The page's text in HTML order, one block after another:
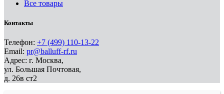
Все товары
Контакты
Телефон: +7 (499) 110-13-22
Email: pr@balluff-rf.ru
Адрес: г. Москва,
ул. Большая Почтовая,
д. 26в ст2